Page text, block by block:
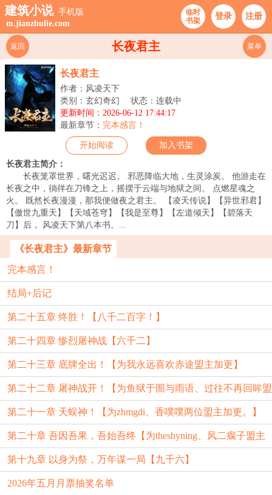
建筑小说 手机版
m.jianzhulie.com
临时
书架
登录 注册
长夜君主
返回 菜单
长夜君主
作者：风凌天下
类别：玄幻奇幻
状态：连载中
更新时间：2026-06-12 17:44:17
最新章节： 完本感言！
开始阅读 加入书架
长夜君主简介：
长夜笼罩世界，曙光迟迟。 邪恶降临大地，生灵涂炭。 他游走在
长夜之中，徜徉在刀锋之上，摇摆于云端与地狱之间。 点燃星魂之
火。 既然长夜漫漫，那我便做夜之君主。 【凌天传说】【异世邪君】
【傲世九重天】【天域苍穹】【我是至尊】【左道倾天】【碧落天
刀】后， 风凌天下第八本书。...
《长夜君主》最新章节
完本感言！
结局+后记
第二十五章 终胜！【八千二百字！】
第二十四章 惨烈屠神战【六千二】
第二十三章 底牌全出！【为我永远喜欢赤途盟主加更】
第二十二章 屠神战开！【为鱼狱于圄与雨语、过往不再回眸盟
主加更】
第二十一章 天蜈神！【为zhmgdi、香噗噗两位盟主加更。】
第二十章 吾因吾果，吾始吾终【为theshyning、风二瘸子盟主
加更】
第十九章 以身为祭，万年谋一局【九千六】
2026年五月月票抽奖名单